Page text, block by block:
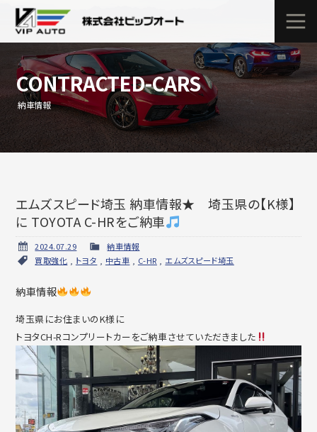
CONTRACTED-CARS
納車情報
エムズスピード埼玉 納車情報★ 埼玉県の【K様】
に TOYOTA C-HRをご納車
2024.07.29
納車情報
買取強化
トヨタ 中古車 C-HR エムズスピード埼玉
納車情報
埼玉県にお住まいのK様に
トヨタCH-Rコンプリートカーをご納車させていただきました